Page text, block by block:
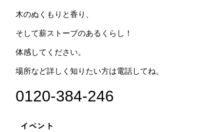
木のぬくもりと香り、
そして薪ストーブのあるくらし！
体感してください。
場所など詳しく知りたい方は電話してね。
0120-384-246
イベント